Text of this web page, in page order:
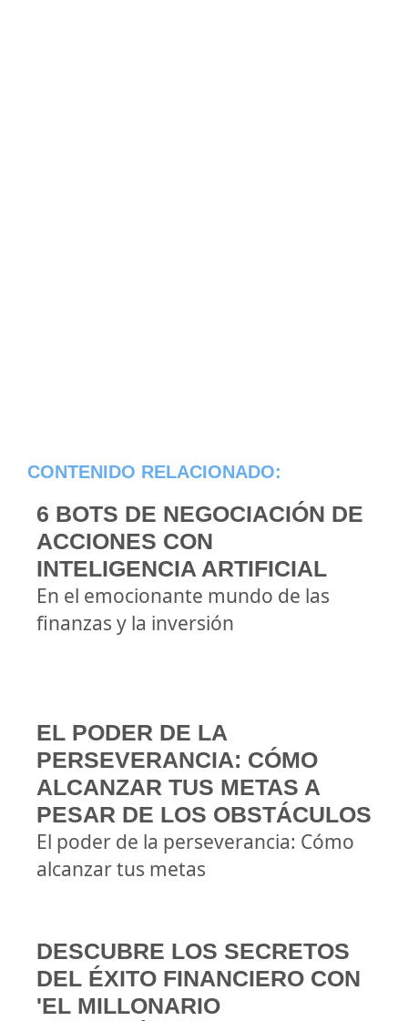
CONTENIDO RELACIONADO:
6 BOTS DE NEGOCIACIÓN DE
ACCIONES CON
INTELIGENCIA ARTIFICIAL
En el emocionante mundo de las
finanzas y la inversión
EL PODER DE LA
PERSEVERANCIA: CÓMO
ALCANZAR TUS METAS A
PESAR DE LOS OBSTÁCULOS
El poder de la perseverancia: Cómo
alcanzar tus metas
DESCUBRE LOS SECRETOS
DEL ÉXITO FINANCIERO CON
'EL MILLONARIO